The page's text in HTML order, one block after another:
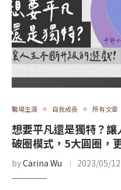
職場生涯 自我成長 所有文章
想要平凡還是獨特？
破圈模式，5大圓圈，
byCarina Wu 2023/05/12